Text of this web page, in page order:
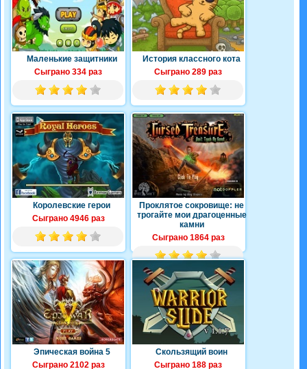
Маленькие защитники
Сыграно 334 раз
История классного кота
Сыграно 289 раз
Королевские герои
Сыграно 4946 раз
Проклятое сокровище: не
трогайте мои драгоценные
камни
Сыграно 1864 раз
Эпическая война 5
Сыграно 2102 раз
Скользящий воин
Сыграно 188 раз